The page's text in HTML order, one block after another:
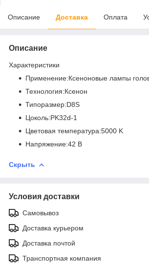
Описание Доставка Оплата
Описание
Характеристики
Применение:Ксеноновые лампы
Технология:Ксенон
Типоразмер:D8S
Цоколь:PK32d-1
Цветовая температура:5000 K
Напряжение:42 В
Скрыть
Условия доставки
Самовывоз
Доставка курьером
Доставка почтой
Транспортная компания